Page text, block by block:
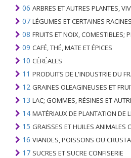
06 ARBRES ET AUTRES PLANTES, VIVANTS; AMPOULES, RACINES ET
07 LÉGUMES ET CERTAINES RACINES
08 FRUITS ET NOIX, COMESTIBLES; PEEL
09 CAFÉ, THÉ, MATE ET ÉPICES
10 CÉRÉALES
11 PRODUITS DE L'INDUSTRIE DU FRAISAGE;
12 GRAINES OLEAGINEUSES ET FRUITS OLÉAGINEUX; GRAINS DIVERS, GRAINES ET
13 LAC; GOMMES, RÉSINES ET AUTRES
14 MATÉRIAUX DE PLANTATION DE LÉGUMES; PRODUITS
15 GRAISSES ET HUILES ANIMALES OU VÉGÉTALES ET LEURS PRODUITS DE CLIVAGE;
16 VIANDES, POISSONS OU CRUSTACÉS, MOLLUSQUES OU AUTRES
17 SUCRES ET SUCRE CONFISERIE